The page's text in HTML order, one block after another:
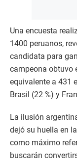
Una encuesta
1400 peruanos,
candidata para
campeona obtuvo
equivalente a 431
Brasil (22 %) y
La ilusión
dejó su huella en
como máximo
buscarán